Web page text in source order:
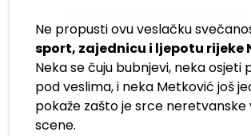
Ne propusti ovu veslačku
sport, zajednicu i ljepotu rijeke
Neka se čuju bubnjevi, neka osjeti
pod veslima, i neka Metković još
pokaže zašto je srce neretvanske
scene.